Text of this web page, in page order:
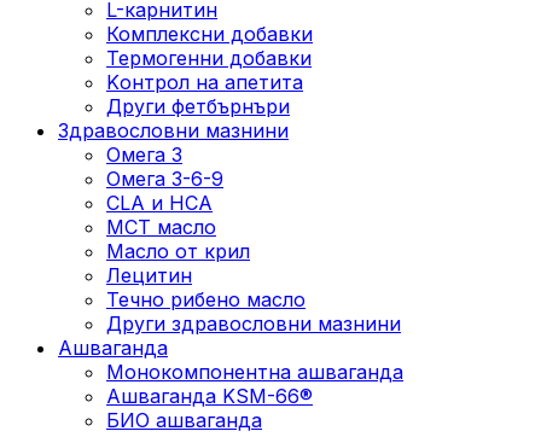
L-карнитин
Комплексни добавки
Термогенни добавки
Kонтрол на апетита
Други фетбърнъри
Здравословни мазнини
Омега 3
Омега 3-6-9
CLA и HCA
МСТ масло
Масло от крил
Лецитин
Течно рибено масло
Други здравословни мазнини
Ашваганда
Монокомпонентна ашваганда
Ашваганда KSM-66®
БИО ашваганда